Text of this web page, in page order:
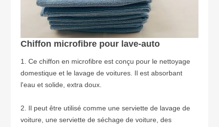
Chiffon microfibre pour lave-auto
1. Ce chiffon en microfibre est conçu pour le nettoyage
domestique et le lavage de voitures. Il est absorbant
l'eau et solide, extra doux.
2. Il peut être utilisé comme une serviette de lavage de
voiture, une serviette de séchage de voiture, des